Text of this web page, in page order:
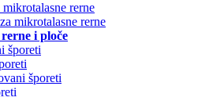
rerne
mikrotalasne rerne
i ploče
šporeti
šporeti